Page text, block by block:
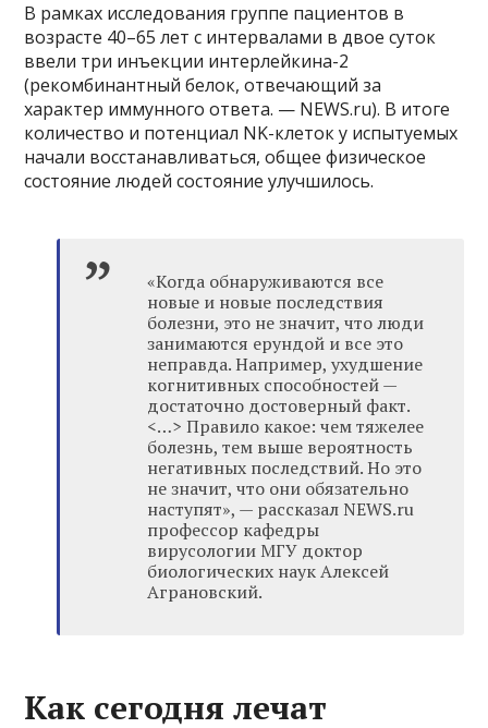
В рамках исследования группе пациентов в
возрасте 40–65 лет с интервалами в двое суток
ввели три инъекции интерлейкина-2
(рекомбинантный белок, отвечающий за
характер иммунного ответа. — NEWS.ru). В итоге
количество и потенциал NK-клеток у испытуемых
начали восстанавливаться, общее физическое
состояние людей состояние улучшилось.
«Когда обнаруживаются все
новые и новые последствия
болезни, это не значит, что люди
занимаются ерундой и все это
неправда. Например, ухудшение
когнитивных способностей —
достаточно достоверный факт.
<…> Правило какое: чем тяжелее
болезнь, тем выше вероятность
негативных последствий. Но это
не значит, что они обязательно
наступят», — рассказал NEWS.ru
профессор кафедры
вирусологии МГУ доктор
биологических наук Алексей
Аграновский.
Как сегодня лечат